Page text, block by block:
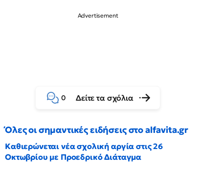
0 Δείτε τα σχόλια
Όλες οι σημαντικές ειδήσεις στο alfavita.gr
Καθιερώνεται νέα σχολική αργία στις 26
Οκτωβρίου με Προεδρικό Διάταγμα